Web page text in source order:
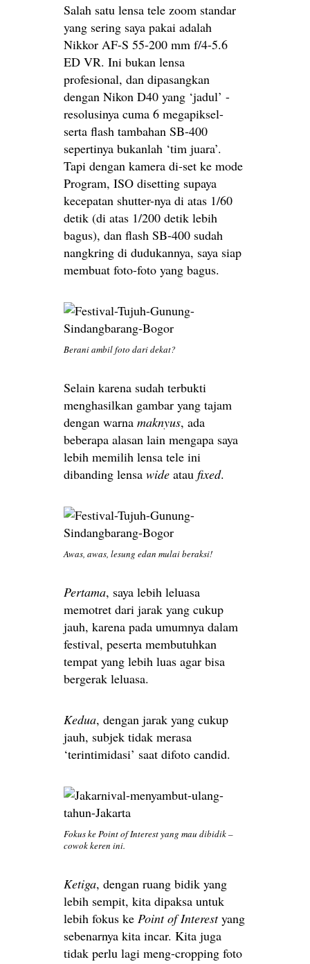
Salah satu lensa tele zoom standar
yang sering saya pakai adalah
Nikkor AF-S 55-200 mm f/4-5.6
ED VR. Ini bukan lensa
profesional, dan dipasangkan
dengan Nikon D40 yang ‘jadul’ -
resolusinya cuma 6 megapiksel-
serta flash tambahan SB-400
sepertinya bukanlah ‘tim juara’.
Tapi dengan kamera di-set ke mode
Program, ISO disetting supaya
kecepatan shutter-nya di atas 1/60
detik (di atas 1/200 detik lebih
bagus), dan flash SB-400 sudah
nangkring di dudukannya, saya siap
membuat foto-foto yang bagus.
Berani ambil foto dari dekat?
Selain karena sudah terbukti
menghasilkan gambar yang tajam
dengan warna maknyus, ada
beberapa alasan lain mengapa saya
lebih memilih lensa tele ini
dibanding lensa wide atau fixed.
Awas, awas, lesung edan mulai beraksi!
Pertama, saya lebih leluasa
memotret dari jarak yang cukup
jauh, karena pada umumnya dalam
festival, peserta membutuhkan
tempat yang lebih luas agar bisa
bergerak leluasa.
Kedua, dengan jarak yang cukup
jauh, subjek tidak merasa
‘terintimidasi’ saat difoto candid.
Fokus ke Point of Interest yang mau dibidik –
cowok keren ini.
Ketiga, dengan ruang bidik yang
lebih sempit, kita dipaksa untuk
lebih fokus ke Point of Interestyang
sebenarnya kita incar. Kita juga
tidak perlu lagi meng-cropping foto